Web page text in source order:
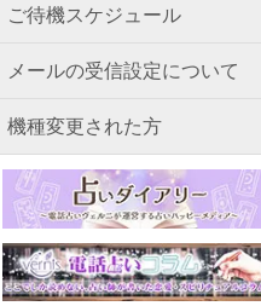
ご待機スケジュール
メールの受信設定について
機種変更された方